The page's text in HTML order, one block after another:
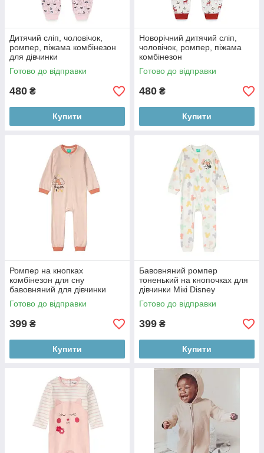
Дитячий сліп, чоловічок,
ромпер, піжама комбінезон
для дівчинки
Готово до відправки
480 ₴
Купити
Новорічний дитячий сліп,
чоловічок, ромпер, піжама
комбінезон
Готово до відправки
480 ₴
Купити
Ромпер на кнопках
комбінезон для сну
бавовняний для дівчинки
Disney
Готово до відправки
399 ₴
Купити
Бавовняний ромпер
тоненький на кнопочках для
дівчинки Мікі Disney
Готово до відправки
399 ₴
Купити